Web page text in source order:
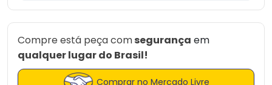
Compre está peça comsegurança em
qualquer lugar do Brasil!
Comprar no Mercado Livre